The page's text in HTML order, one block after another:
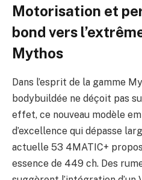
Motorisation et
bond vers
Mythos
Dans l’esprit de la gamme
bodybuildée ne déçoit pas
effet, ce nouveau modèle
d’excellence qui dépasse
actuelle 53 4MATIC+
essence de 449 ch. Des